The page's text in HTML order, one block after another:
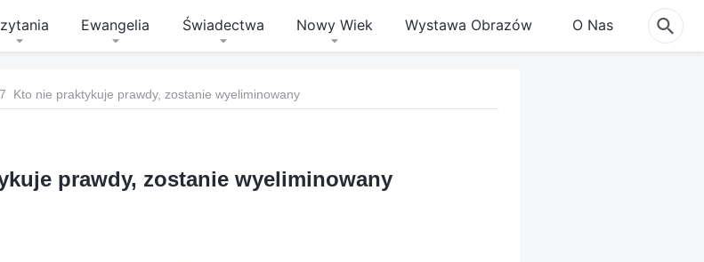
Ewangelia Świadectwa Nowy Wiek Wystawa Obrazów O Nas
Kto nie praktykuje prawdy, zostanie wyeliminowany
prawdy, zostanie wyeliminowany